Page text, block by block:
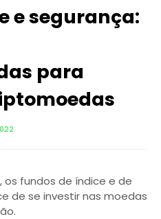
e segurança:
para
os fundos de índice e de
de se investir nas moedas